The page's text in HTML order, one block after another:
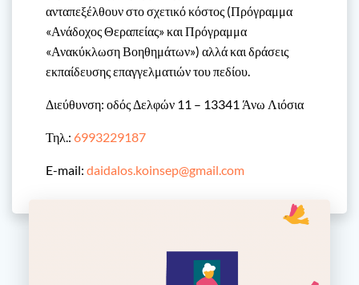
ανταπεξέλθουν στο σχετικό κόστος (Πρόγραμμα
«Ανάδοχος Θεραπείας» και Πρόγραμμα
«Ανακύκλωση Βοηθημάτων») αλλά και δράσεις
εκπαίδευσης επαγγελματιών του πεδίου.
Διεύθυνση: οδός Δελφών 11 – 13341 Άνω Λιόσια
Τηλ.: 6993229187
E-mail: daidalos.koinsep@gmail.com